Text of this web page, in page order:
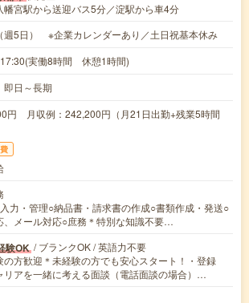
幡宮駅から送迎バス5分／淀駅から車4分
週5日） ※企業カレンダーあり／土日祝基本休み
実働8時間 休憩1時間)
即日～長期
円 月収例：242,200円（月21日出勤+残業5時間
力・管理○納品書・請求書の作成○書類作成・発送○
、メール対応○庶務＊特別な知識不要…
験OK / ブランクOK / 英語力不要
の方歓迎＊未経験の方でも安心スタート！・登録
リアを一緒に考える面談（電話面談の場合）…